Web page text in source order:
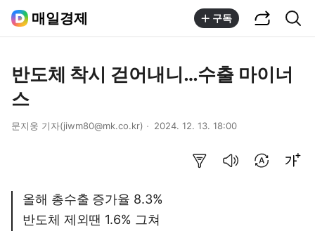
매일경제 구독
반도체 착시 걷어내니…수출 마이너
스
문지웅 기자(jiwm80@mk.co.kr) 2024. 12. 13. 18:00
올해 총수출 증가율 8.3%
반도체 제외땐 1.6% 그쳐